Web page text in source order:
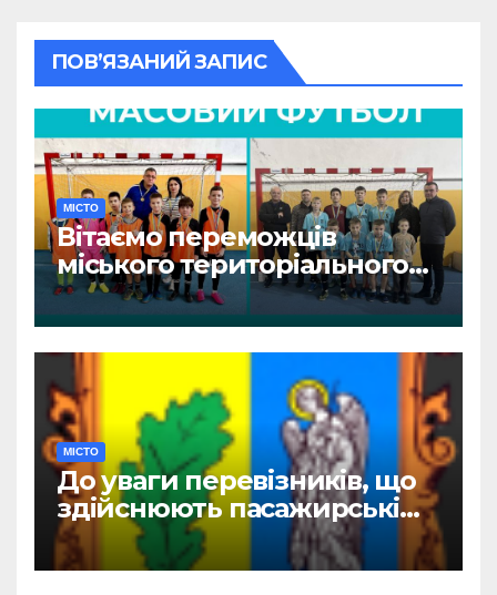
ПОВ’ЯЗАНИЙ ЗАПИС
МІСТО
Вітаємо переможців
міського територіального
етапу змагань «Пліч-о-пліч:
Всеукраїнські шкільні ліги»
МІСТО
До уваги перевізників, що
здійснюють пасажирські
перевезення